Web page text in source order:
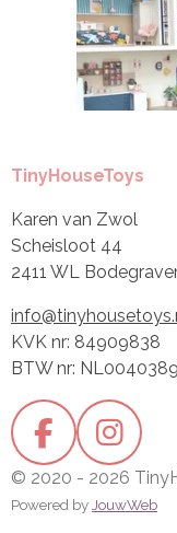
TinyHouseToys
Karen van Zwol
Scheisloot 44
2411 WL
KVK nr: 84909838
BTW nr:
F
a
c
I
n
s
© 2020 - 2026
Powered by JouwWeb